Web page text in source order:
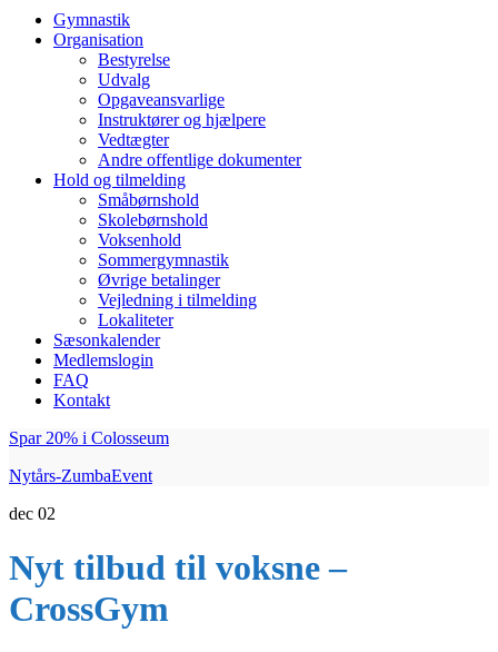
Gymnastik
Organisation
Bestyrelse
Udvalg
Opgaveansvarlige
Instruktører og hjælpere
Vedtægter
Andre offentlige dokumenter
Hold og tilmelding
Småbørnshold
Skolebørnshold
Voksenhold
Sommergymnastik
Øvrige betalinger
Vejledning i tilmelding
Lokaliteter
Sæsonkalender
Medlemslogin
FAQ
Kontakt
Spar 20% i Colosseum
Nytårs-ZumbaEvent
dec 02
Nyt tilbud til voksne –
CrossGym